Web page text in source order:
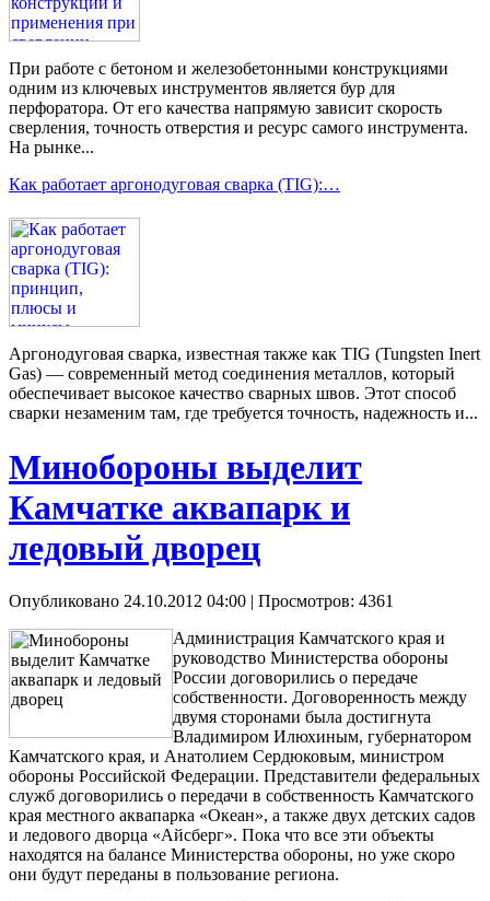
При работе с бетоном и железобетонными конструкциями
одним из ключевых инструментов является бур для
перфоратора. От его качества напрямую зависит скорость
сверления, точность отверстия и ресурс самого инструмента.
На рынке...
Как работает аргонодуговая сварка (TIG):…
Аргонодуговая сварка, известная также как TIG (Tungsten Inert
Gas) — современный метод соединения металлов, который
обеспечивает высокое качество сварных швов. Этот способ
сварки незаменим там, где требуется точность, надежность и...
Минобороны выделит
Камчатке аквапарк и
ледовый дворец
Опубликовано 24.10.2012 04:00 | Просмотров: 4361
Администрация Камчатского края и
руководство Министерства обороны
России договорились о передаче
собственности. Договоренность между
двумя сторонами была достигнута
Владимиром Илюхиным, губернатором
Камчатского края, и Анатолием Сердюковым, министром
обороны Российской Федерации. Представители федеральных
служб договорились о передачи в собственность Камчатского
края местного аквапарка «Океан», а также двух детских садов
и ледового дворца «Айсберг». Пока что все эти объекты
находятся на балансе Министерства обороны, но уже скоро
они будут переданы в пользование региона.